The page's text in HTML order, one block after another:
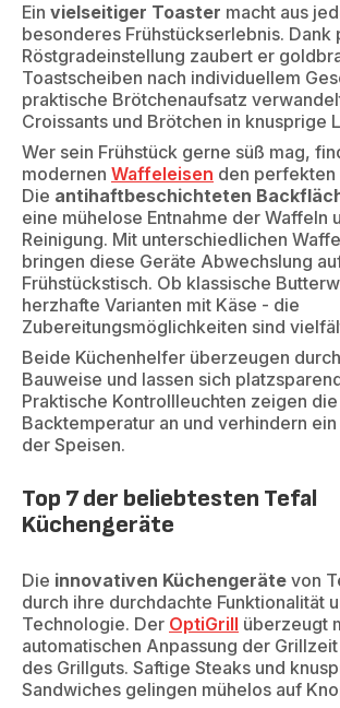
Ein vielseitiger Toaster macht aus
besonderes Frühstückserlebnis. Dank
Röstgradeinstellung zaubert er
Toastscheiben nach individuellem
praktische Brötchenaufsatz
Croissants und Brötchen in knusprige
Wer sein Frühstück gerne süß mag,
modernen Waffeleisen den perfekten
Die antihaftbeschichteten
eine mühelose Entnahme der Waffeln
Reinigung. Mit unterschiedlichen
bringen diese Geräte Abwechslung
Frühstückstisch. Ob klassische
herzhafte Varianten mit Käse - die
Zubereitungsmöglichkeiten sind
Beide Küchenhelfer überzeugen
Bauweise und lassen sich
Praktische Kontrollleuchten zeigen
Backtemperatur an und verhindern
der Speisen.
Top 7 der beliebtesten Tefal
Küchengeräte
Die innovativen Küchengeräte von
durch ihre durchdachte Funktionalität
Technologie. Der OptiGrill überzeugt
automatischen Anpassung der
des Grillguts. Saftige Steaks und
Sandwiches gelingen mühelos auf